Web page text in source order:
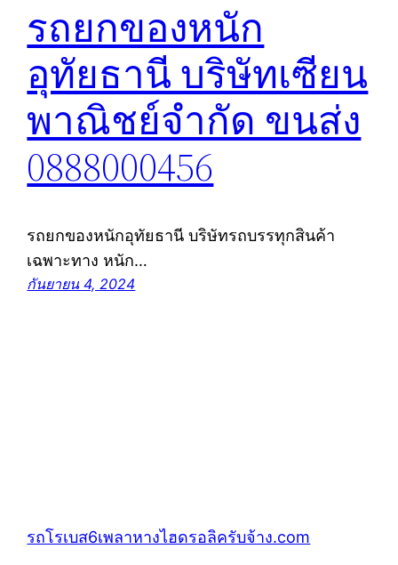
รถยกของหนัก
อุทัยธานี บริษัทเซียน
พาณิชย์จำกัด ขนส่ง
0888000456
รถยกของหนักอุทัยธานี บริษัทรถบรรทุกสินค้า
เฉพาะทาง หนัก…
กันยายน 4, 2024
รถโรเบส6เพลาหางไฮดรอลิครับจ้าง.com